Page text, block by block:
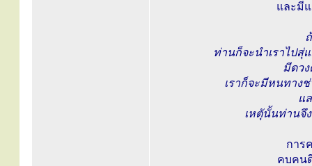
และมี
ท่านก็จะนำเราไปสุ่
มีดวง
เราก็จะมีหนทาง
แ
เหตุันั้นท่านจึ
การ
คบคน